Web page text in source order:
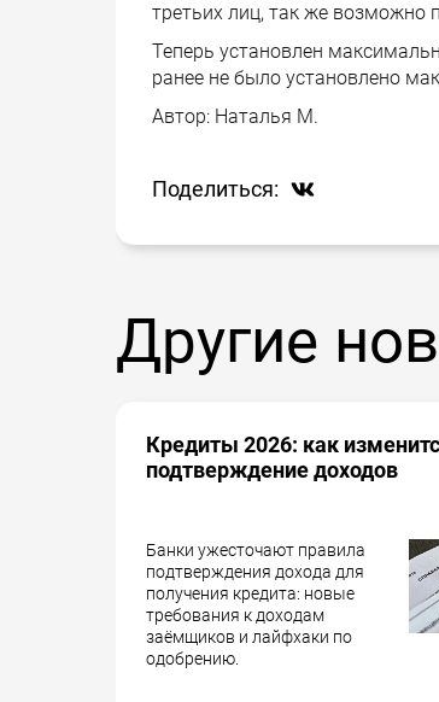
третьих лиц, так же возможно
Теперь установлен
ранее не было установлено
Автор: Наталья М.
Поделиться:
Другие
Кредиты 2026: как
подтверждение доходов
Банки ужесточают правила
подтверждения дохода для
получения кредита: новые
требования к доходам
заёмщиков и лайфхаки по
одобрению.